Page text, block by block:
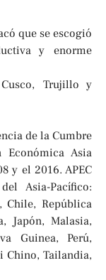
que se escogió
y enorme
Trujillo y
de la Cumbre
Asia
y el 2016. APEC
Asia-Pacífico:
Chile, República
Japón, Malasia,
Guinea, Perú,
Chino, Tailandia,